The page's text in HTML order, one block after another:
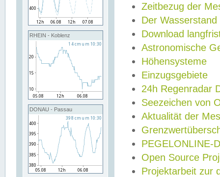
RHEIN - Koblenz
DONAU - Passau
Zeitbezug der
Der Wasserstand
Download
Astronomische
Höhensysteme
Einzugsgebiete
24h Regenradar
Seezeichen von
Aktualität der
PEGELONLINE-
Open Source
Projektarbeit zur